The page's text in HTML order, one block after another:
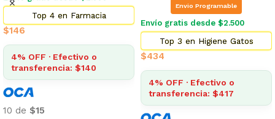
Top 4 en Farmacia
$146
4% OFF · Efectivo o
transferencia: $140
10 de $15
Envio Programable
Envío gratis desde $2.500
Top 3 en Higiene Gatos
$434
4% OFF · Efectivo o
transferencia: $417